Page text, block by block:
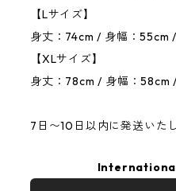
【Lサイズ】
身丈：74cm / 身幅：
【XLサイズ】
身丈：78cm / 身幅：
7日〜10日以内に発送いた